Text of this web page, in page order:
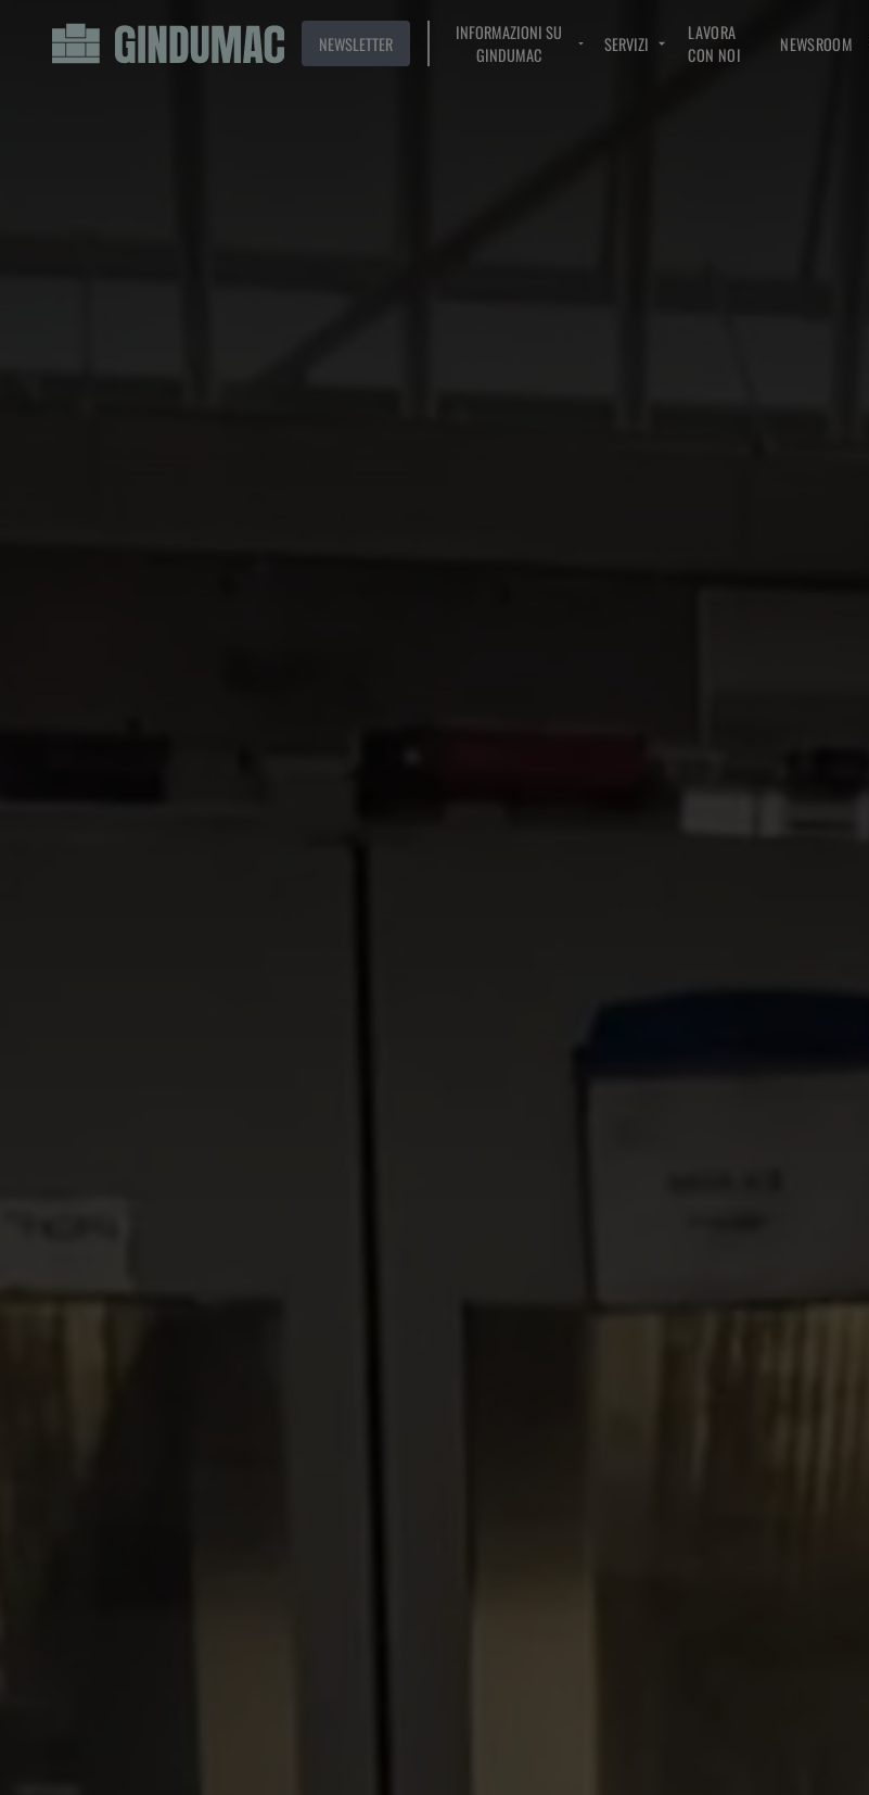
NEWSLETTER
INFORMAZIONI SU
GINDUMAC
SERVIZI
LAVORA
CON NOI
NEWSROOM